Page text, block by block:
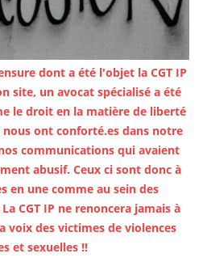
dont a été l'objet la CGT IP
site, un avocat spécialisé a été
le droit en la matière de liberté
ont conforté.es dans notre
communications qui avaient
abusif. Ceux ci sont donc à
en une comme au sein des
CGT IP ne renoncera jamais à
voix des victimes de violences
et sexuelles !!